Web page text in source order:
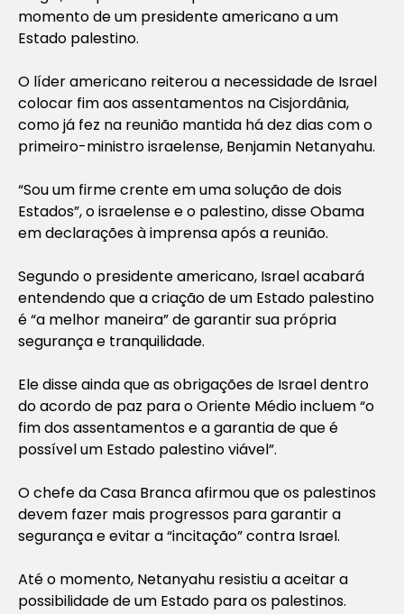
momento de um presidente americano a um
Estado palestino.
O líder americano reiterou a necessidade de Israel
colocar fim aos assentamentos na Cisjordânia,
como já fez na reunião mantida há dez dias com o
primeiro-ministro israelense, Benjamin Netanyahu.
“Sou um firme crente em uma solução de dois
Estados”, o israelense e o palestino, disse Obama
em declarações à imprensa após a reunião.
Segundo o presidente americano, Israel acabará
entendendo que a criação de um Estado palestino
é “a melhor maneira” de garantir sua própria
segurança e tranquilidade.
Ele disse ainda que as obrigações de Israel dentro
do acordo de paz para o Oriente Médio incluem “o
fim dos assentamentos e a garantia de que é
possível um Estado palestino viável”.
O chefe da Casa Branca afirmou que os palestinos
devem fazer mais progressos para garantir a
segurança e evitar a “incitação” contra Israel.
Até o momento, Netanyahu resistiu a aceitar a
possibilidade de um Estado para os palestinos.